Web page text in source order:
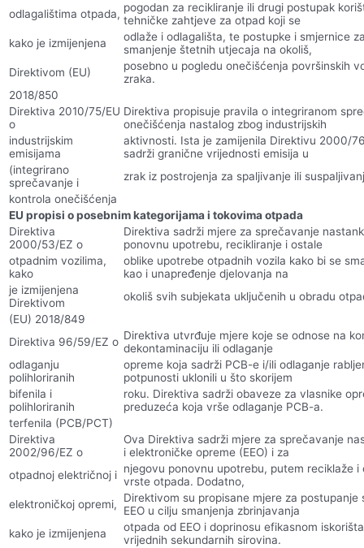
odlagalištima otpada, pogodan za recikliranje ili drugi postupak
tehničke zahtjeve za otpad koji se
kako je izmijenjena
odlaže i odlagališta, te postupke i smjernice
smanjenje štetnih utjecaja na okoliš,
Direktivom (EU)
posebno u pogledu onečišćenja površinskih
zraka.
2018/850
Direktiva 2010/75/EU
o
Direktiva propisuje pravila o integriranom
onečišćenja nastalog zbog industrijskih
industrijskim
emisijama
aktivnosti. Ista je zamijenila Direktivu 2000/
sadrži granične vrijednosti emisija u
(integrirano
sprečavanje i
zrak iz postrojenja za spaljivanje ili
kontrola onečišćenja
EU propisi o posebnim kategorijama i tokovima otpada
Direktiva
2000/53/EZ o
Direktiva sadrži mjere za sprečavanje
ponovnu upotrebu, recikliranje i ostale
otpadnim vozilima,
kako
oblike upotrebe otpadnih vozila kako bi se
kao i unapređenje djelovanja na
je izmijenjena
Direktivom
okoliš svih subjekata uključenih u obradu
(EU) 2018/849
Direktiva 96/59/EZ o Direktiva utvrđuje mjere koje se odnose na
dekontaminaciju ili odlaganje
odlaganju
polihloriranih
opreme koja sadrži PCB-e i/ili odlaganje
potpunosti uklonili u što skorijem
bifenila i
polihloriranih
roku. Direktiva sadrži obaveze za vlasnike
preduzeća koja vrše odlaganje PCB-a.
terfenila (PCB/PCT)
Direktiva
2002/96/EZ o
Ova Direktiva sadrži mjere za sprečavanje
i elektroničke opreme (EEO) i za
otpadnoj električnoj i njegovu ponovnu upotrebu, putem reciklaže
vrste otpada. Dodatno,
elektroničkoj opremi,
Direktivom su propisane mjere za
EEO u cilju smanjenja zbrinjavanja
kako je izmijenjena
otpada od EEO i doprinosu efikasnom
vrijednih sekundarnih sirovina.